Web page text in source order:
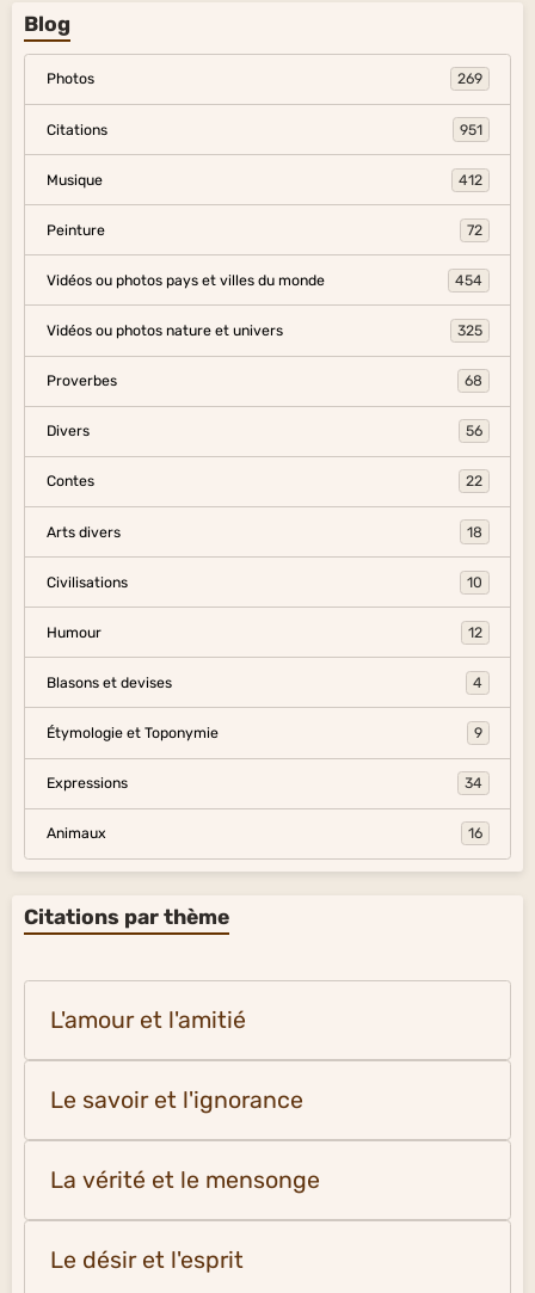
Blog
Photos 269
Citations 951
Musique 412
Peinture 72
Vidéos ou photos pays et villes du monde 454
Vidéos ou photos nature et univers 325
Proverbes 68
Divers 56
Contes 22
Arts divers 18
Civilisations 10
Humour 12
Blasons et devises 4
Étymologie et Toponymie 9
Expressions 34
Animaux 16
Citations par thème
L'amour et l'amitié
Le savoir et l'ignorance
La vérité et le mensonge
Le désir et l'esprit